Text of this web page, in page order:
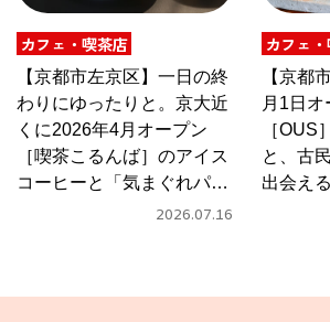
カフェ・喫茶店
【京都市左京区】一日の終
わりにゆったりと。京大近
くに2026年4月オープン
［喫茶こるんば］のアイス
コーヒーと「気まぐれパス
2026.07.16
カフェ
【京都
月1日
［OUS
と、古
出会え